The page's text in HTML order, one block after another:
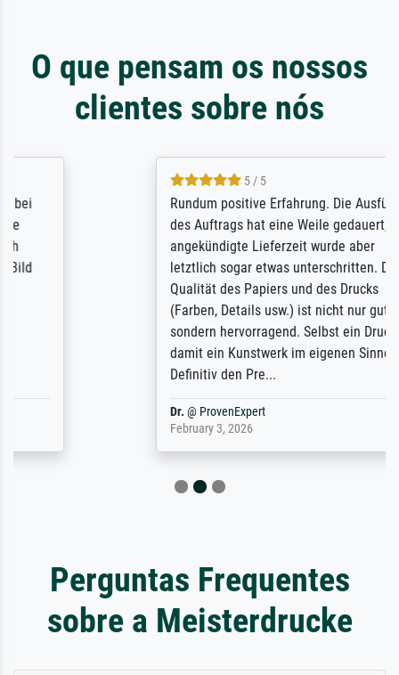
O que pensam os nossos
clientes sobre nós
Rundum positive Erfahrung. Die Ausführung
des Auftrags hat eine Weile gedauert, die
angekündigte Lieferzeit wurde aber
letztlich sogar etwas unterschritten. Die
Qualität des Papiers und des Drucks
(Farben, Details usw.) ist nicht nur gut,
sondern hervorragend. Selbst ein Druck ist
damit ein Kunstwerk im eigenen Sinne.
Definitiv den Pre...
Perguntas Frequentes
sobre a Meisterdrucke